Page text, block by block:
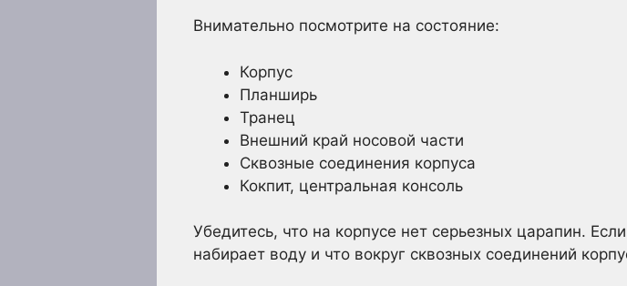
Внимательно посмотрите на состояние:
Корпус
Планширь
Транец
Внешний край носовой части
Сквозные соединения корпуса
Кокпит, центральная консоль
Убедитесь, что на корпусе нет серьезных царапин.
набирает воду и что вокруг сквозных соединений